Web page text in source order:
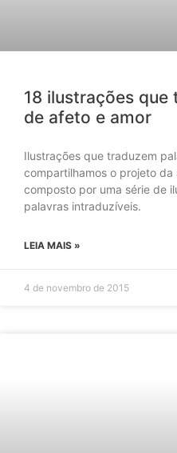
18 ilustrações que
de afeto e amor
Ilustrações que traduzem
compartilhamos o projeto
composto por uma série de
palavras intraduzíveis.
LEIA MAIS »
4 de novembro de 2015